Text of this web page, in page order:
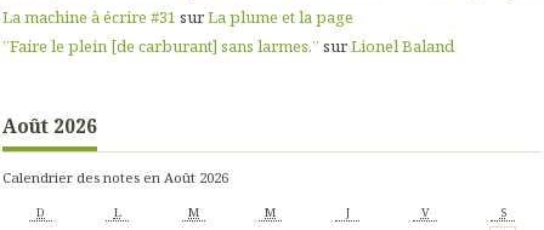
La machine à écrire #31 surLa plume et la page
”Faire le plein [de carburant] sans larmes.” surLionel Baland
Août 2026
Calendrier des notes en Août 2026
D L M M J V S